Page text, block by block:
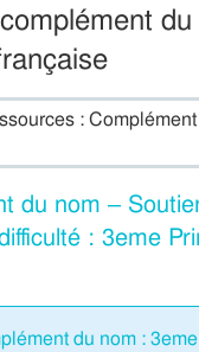
du
:
du nom –
: 3eme
du nom :